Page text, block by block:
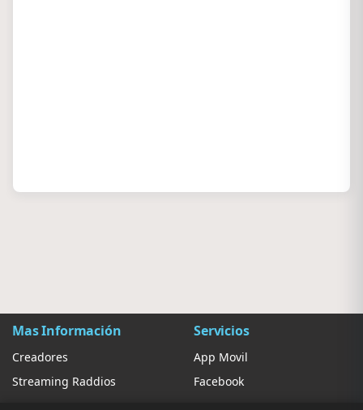
Mas Información
Creadores
Streaming Raddios
Servicios
App Movil
Facebook